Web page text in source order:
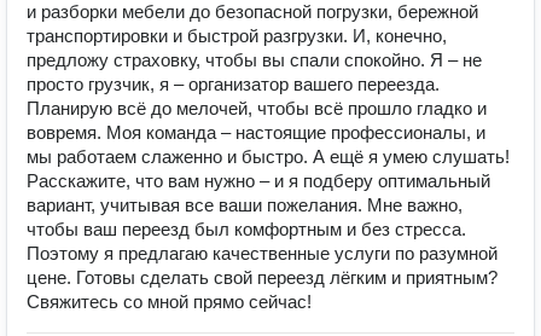
и разборки мебели до безопасной погрузки, бережной
транспортировки и быстрой разгрузки. И, конечно,
предложу страховку, чтобы вы спали спокойно. Я – не
просто грузчик, я – организатор вашего переезда.
Планирую всё до мелочей, чтобы всё прошло гладко и
вовремя. Моя команда – настоящие профессионалы, и
мы работаем слаженно и быстро. А ещё я умею слушать!
Расскажите, что вам нужно – и я подберу оптимальный
вариант, учитывая все ваши пожелания. Мне важно,
чтобы ваш переезд был комфортным и без стресса.
Поэтому я предлагаю качественные услуги по разумной
цене. Готовы сделать свой переезд лёгким и приятным?
Свяжитесь со мной прямо сейчас!